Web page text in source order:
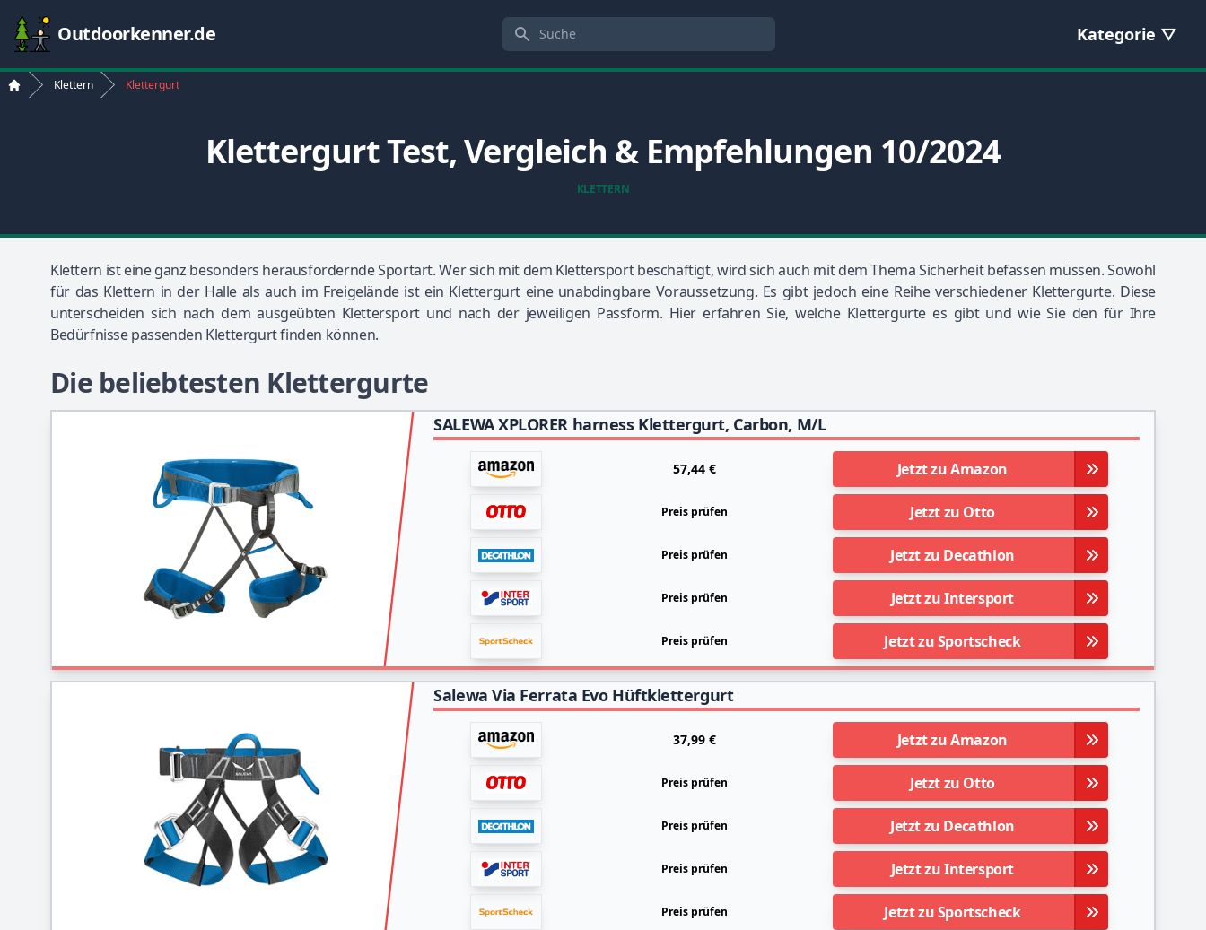
Outdoorkenner.de Suche Kategorie
Start
Klettern Klettergurt
Klettergurt Test, Vergleich & Empfehlungen 10/2024
KLETTERN
Klettern ist eine ganz besonders herausfordernde Sportart. Wer sich mit dem Klettersport beschäftigt, wird sich auch mit dem Thema Sicherheit befassen müssen. Sowohl
für das Klettern in der Halle als auch im Freigelände ist ein Klettergurt eine unabdingbare Voraussetzung. Es gibt jedoch eine Reihe verschiedener Klettergurte. Diese
unterscheiden sich nach dem ausgeübten Klettersport und nach der jeweiligen Passform. Hier erfahren Sie, welche Klettergurte es gibt und wie Sie den für Ihre
Bedürfnisse passenden Klettergurt finden können.
Die beliebtesten Klettergurte
SALEWA XPLORER harness Klettergurt, Carbon, M/L
57,44 € Jetzt zu Amazon
Preis prüfen Jetzt zu Otto
Preis prüfen Jetzt zu Decathlon
Preis prüfen Jetzt zu Intersport
Preis prüfen Jetzt zu Sportscheck
Salewa Via Ferrata Evo Hüftklettergurt
37,99 € Jetzt zu Amazon
Preis prüfen Jetzt zu Otto
Preis prüfen Jetzt zu Decathlon
Preis prüfen Jetzt zu Intersport
Preis prüfen Jetzt zu Sportscheck